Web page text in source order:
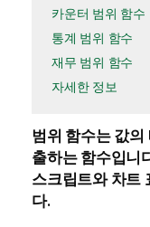
카운터 범위 함수
통계 범위 함수
재무 범위 함수
자세한 정보
범위 함수는 값의
출하는 함수입니
스크립트와 차트
다.